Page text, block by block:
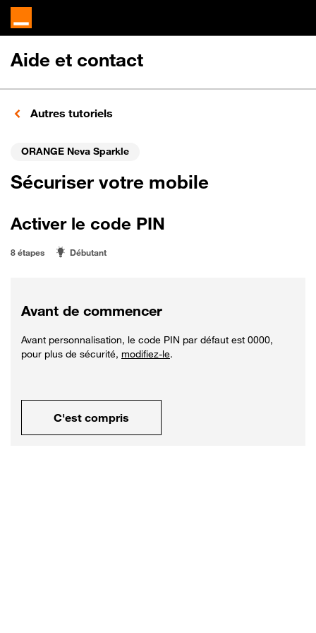
Aide et contact
Autres tutoriels
ORANGE Neva Sparkle
Sécuriser votre mobile
Activer le code PIN
8 étapes Débutant
Avant de commencer
Avant personnalisation, le code PIN par défaut est 0000,
pour plus de sécurité, modifiez-le.
C'est compris